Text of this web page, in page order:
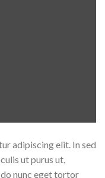
adipiscing elit. In sed
ut purus ut,
nunc eget tortor